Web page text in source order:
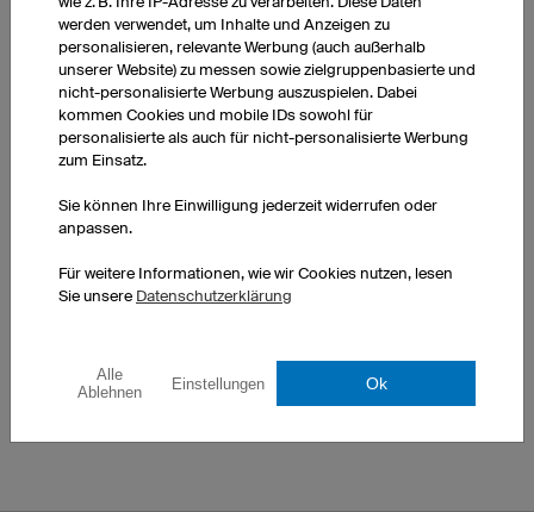
Design im Konfigurator
werden verwendet, um Inhalte und Anzeigen zu
personalisieren, relevante Werbung (auch außerhalb
unserer Website) zu messen sowie zielgruppenbasierte und
nicht-personalisierte Werbung auszuspielen. Dabei
kommen Cookies und mobile IDs sowohl für
personalisierte als auch für nicht-personalisierte Werbung
zum Einsatz.
Sie können Ihre Einwilligung jederzeit widerrufen oder
anpassen.
Für weitere Informationen, wie wir Cookies nutzen, lesen
Sie unsere Datenschutzerklärung
Alle
Ablehnen
Einstellungen Ok